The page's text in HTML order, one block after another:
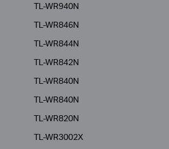
TL-WR940N
TL-WR846N
TL-WR844N
TL-WR842N
TL-WR840N
TL-WR840N
TL-WR820N
TL-WR3002X